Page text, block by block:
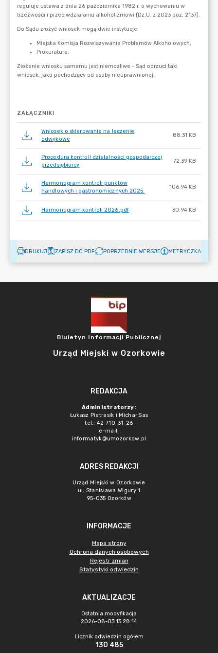
ZAŁĄCZNIKI
Wniosek o skierowanie na leczenie
odwykowe
88.31 KB
Procedura kontroli działalności gospodarczej
przedsiębiorcy
72.39 KB
Harmonogram kontroli punktów
handlowych i gastronomicznych 2025.
106.94 KB
Harmonogram kontroli 2026.pdf 30.94 KB
DRUKUJ ZAPISZ DO PDF POPRZEDNIE WERSJE METRYCZKA
Biuletyn Informacji Publicznej
Urząd Miejski w Ozorkowie
REDAKCJA
Administratorzy:
Łukasz Pietrasik i Michał Sas
tel.: 42 710-31-26
e-mail:
informatyk@umozorkow.pl
ADRES REDAKCJI
Urząd Miejski w Ozorkowie
ul. Stanisława Wigury 1
95-035 Ozorków
INFORMACJE
Mapa strony
Ochrona danych osobowych
Rejestr zmian
Statystyki odwiedzin
AKTUALIZACJE
Ostatnia modyfikacja
2026-08-03 13:28:14
Licznik odwiedzin ogółem
130 485